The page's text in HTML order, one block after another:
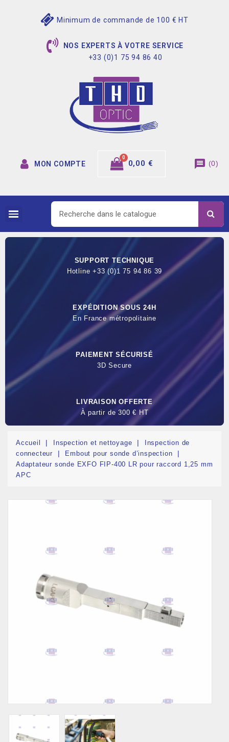
Minimum de commande de 100 € HT
NOS EXPERTS À VOTRE SERVICE
+33 (0)1 75 94 86 40
MON COMPTE 0,00 € message (0)
SUPPORT TECHNIQUE
Hotline +33 (0)1 75 94 86 39
EXPÉDITION SOUS 24H
En France métropolitaine
PAIEMENT SÉCURISÉ
3D Secure
LIVRAISON OFFERTE
À partir de 300 € HT
Accueil Inspection et nettoyage
Inspection de
connecteur
Embout pour sonde d’inspection
Adaptateur sonde EXFO FIP-400 LR pour raccord 1,25 mm
APC